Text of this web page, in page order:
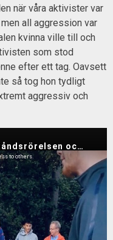
när våra aktivister var
all aggression var
kvinna ville till och
som stod
efter ett tag. Oavsett
så tog hon tydligt
aggressiv och